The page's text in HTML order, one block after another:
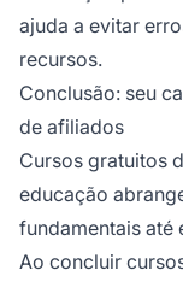
ajuda a evitar
recursos.
Conclusão: seu
de afiliados
Cursos gratuitos
educação
fundamentais até
Ao concluir